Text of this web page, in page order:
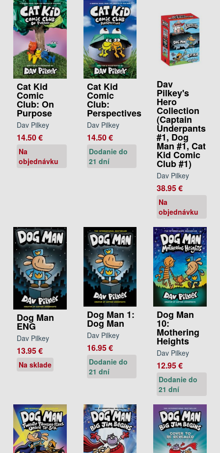
Cat Kid
Comic
Club: On
Purpose
Dav Pilkey
14.50 €
Na
objednávku
Cat Kid
Comic
Club:
Perspectives
Dav Pilkey
14.50 €
Dodanie do
21 dní
Dav
Pilkey's
Hero
Collection
(Captain
Underpants
#1, Dog
Man #1, Cat
Kid Comic
Club #1)
Dav Pilkey
38.95 €
Na
objednávku
Dog Man
ENG
Dav Pilkey
13.95 €
Na sklade
Dog Man 1:
Dog Man
Dav Pilkey
16.95 €
Dodanie do
21 dní
Dog Man
10:
Mothering
Heights
Dav Pilkey
12.95 €
Dodanie do
21 dní